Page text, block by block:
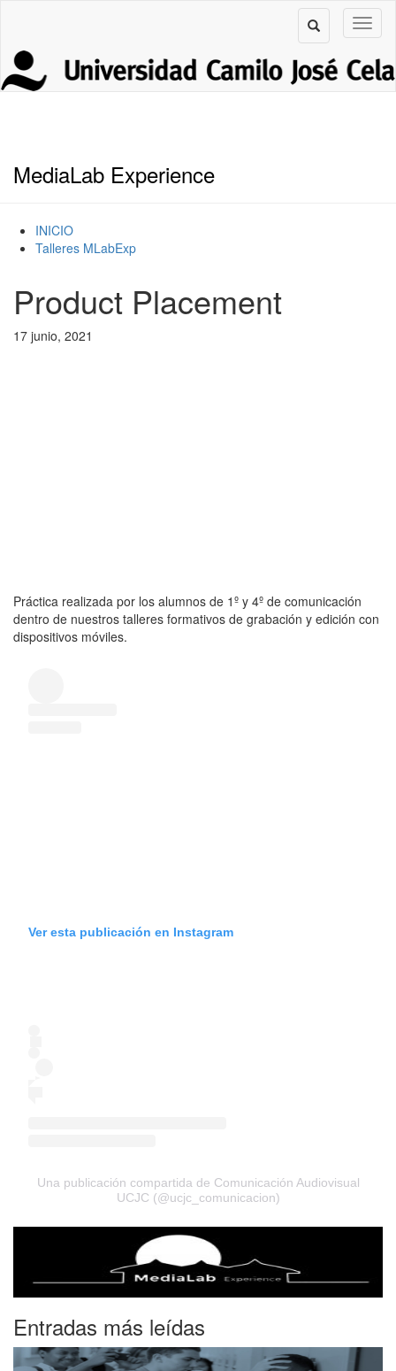
MediaLab Experience
INICIO
Talleres MLabExp
Product Placement
17 junio, 2021
Práctica realizada por los alumnos de 1º y 4º de comunicación
dentro de nuestros talleres formativos de grabación y edición con
dispositivos móviles.
Ver esta publicación en Instagram
Una publicación compartida de Comunicación Audiovisual
UCJC (@ucjc_comunicacion)
Entradas más leídas